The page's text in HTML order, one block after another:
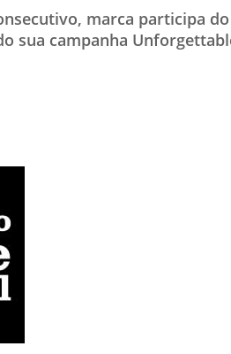
TESTADO E
marca participa
sua campanha